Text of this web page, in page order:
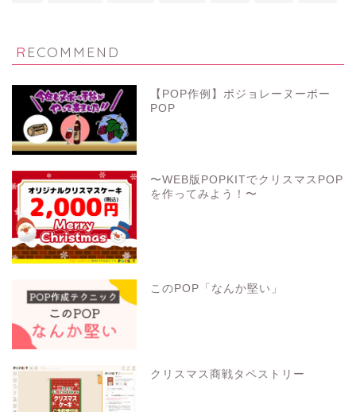
RECOMMEND
【POP作例】ボジョレーヌーボー
POP
〜WEB版POPKITでクリスマスPOP
を作ってみよう！〜
このPOP「なんか堅い」
クリスマス商戦タペストリー